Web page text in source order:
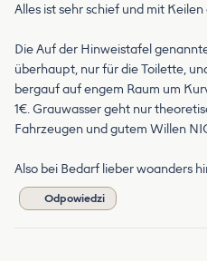
Alles ist sehr schief und mit
Die Auf der Hinweistafel
überhaupt, nur für die Toilette,
bergauf auf engem Raum um
1€. Grauwasser geht nur
Fahrzeugen und gutem Willen
Also bei Bedarf lieber woanders
Odpowiedzi